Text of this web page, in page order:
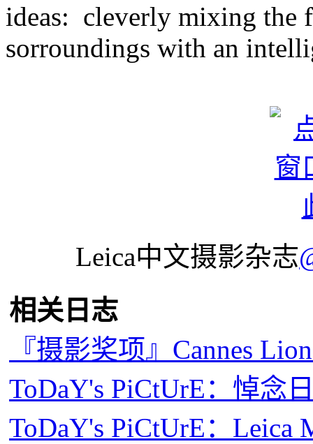
ideas: cleverly mixing the
sorroundings with an
Leica中文摄影杂志
相关日志
『摄影奖项』Cannes
ToDaY's PiCtUrE：悼念
ToDaY's PiCtUrE：Leica